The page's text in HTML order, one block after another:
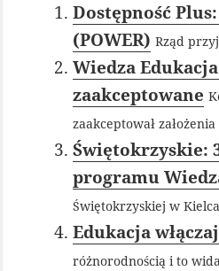
Dostępność
(POWER) Rząd
Wiedza
zaakceptowane
zaakceptował
Świętokrzyskie:
programu
Świętokrzyskiej w
Edukacja
różnorodnością i to